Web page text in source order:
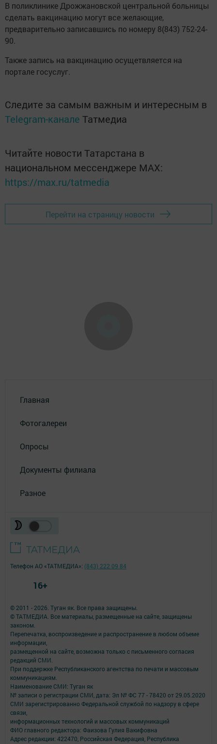
В поликлинике Дрожжановской центральной больницы
сделать вакцинацию могут все желающие,
предварительно записавшись по номеру 8(843) 752-24-
90.
Также запись на вакцинацию осущетвляется на
портале госуслуг.
Следите за самым важным и интересным в
Telegram-канале Татмедиа
Читайте новости Татарстана в
национальном мессенджере MАХ:
https://max.ru/tatmedia
Перейти на страницу новости
Главная
Фотогалереи
Опросы
Документы филиала
Разное
© 2011 - 2026. Туган як. Все права защищены.
© ТАТМЕДИА. Все материалы, размещенные на сайте, защищены
законом.
Перепечатка, воспроизведение и распространение в любом объеме
информации,
размещенной на сайте, возможна только с письменного согласия
редакций СМИ.
При поддержке Республиканского агентства по печати и массовым
коммуникациям.
Наименование СМИ: Туган як
№ записи о регистрации СМИ, дата: Эл № ФС 77 - 78420 от 29.05.2020
СМИ зарегистрированно Федеральной службой по надзору в сфере
связи,
информационных технологий и массовых коммуникаций
ФИО главного редактора: Фаизова Гулия Вакифовна
Адрес редакции: 422470, Российская Федерация, Республика
Телефон АО «ТАТМЕДИА»: (843) 222 09 84
16+